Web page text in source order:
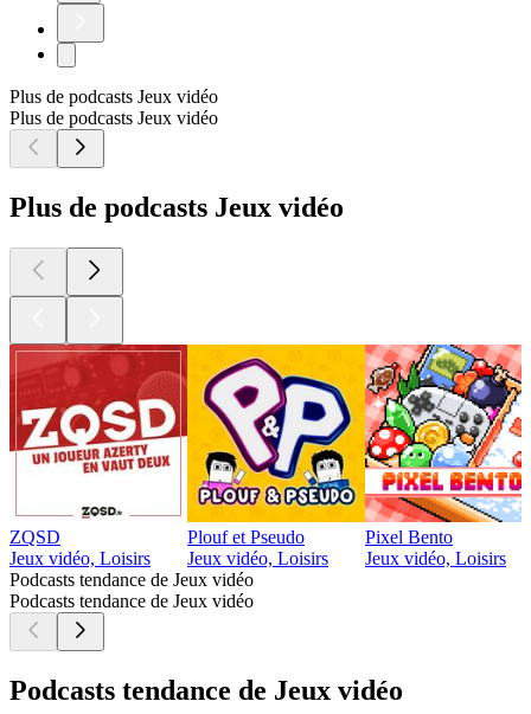
Plus de podcasts Jeux vidéo
Plus de podcasts Jeux vidéo
Plus de podcasts Jeux vidéo
ZQSD
Jeux vidéo, Loisirs
Plouf et Pseudo
Jeux vidéo, Loisirs
Pixel Bento
Jeux vidéo, Loisirs
Podcasts tendance de Jeux vidéo
Podcasts tendance de Jeux vidéo
Podcasts tendance de Jeux vidéo